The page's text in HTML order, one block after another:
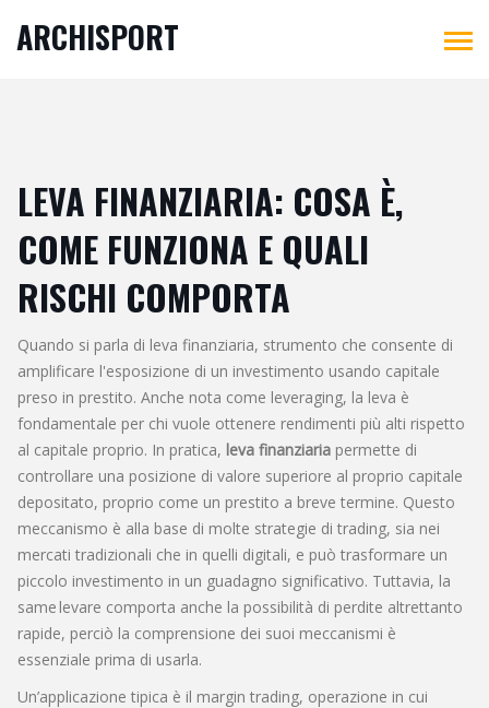
ARCHISPORT
LEVA FINANZIARIA: COSA È,
COME FUNZIONA E QUALI
RISCHI COMPORTA
Quando si parla di leva finanziaria, strumento che consente di
amplificare l'esposizione di un investimento usando capitale
preso in prestito. Anche nota come leveraging, la leva è
fondamentale per chi vuole ottenere rendimenti più alti rispetto
al capitale proprio. In pratica, leva finanziaria permette di
controllare una posizione di valore superiore al proprio capitale
depositato, proprio come un prestito a breve termine. Questo
meccanismo è alla base di molte strategie di trading, sia nei
mercati tradizionali che in quelli digitali, e può trasformare un
piccolo investimento in un guadagno significativo. Tuttavia, la
same levare comporta anche la possibilità di perdite altrettanto
rapide, perciò la comprensione dei suoi meccanismi è
essenziale prima di usarla.
Un’applicazione tipica è il margin trading, operazione in cui